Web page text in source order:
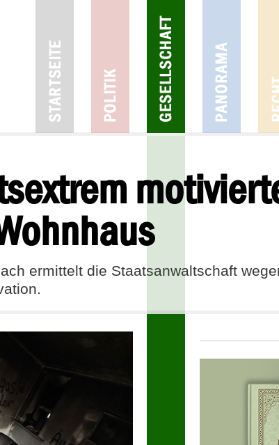
ermittelt die Staatsanwaltschaft